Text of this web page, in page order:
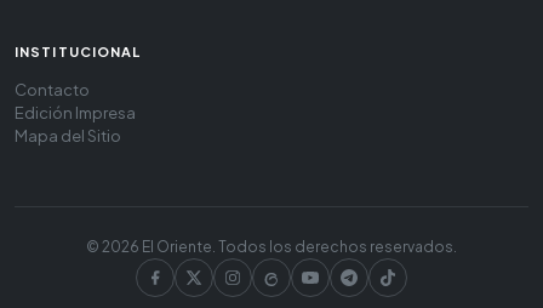
INSTITUCIONAL
Contacto
Edición Impresa
Mapa del Sitio
© 2026 El Oriente. Todos los derechos reservados.